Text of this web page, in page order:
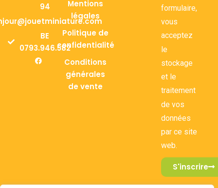
94
BE
0793.946.582
Mentions
légales
Politique de
confidentialité
Conditions
générales
de vente
formulaire,
vous
acceptez
le
stockage
et le
traitement
de vos
données
par ce site
web.
S'inscrire